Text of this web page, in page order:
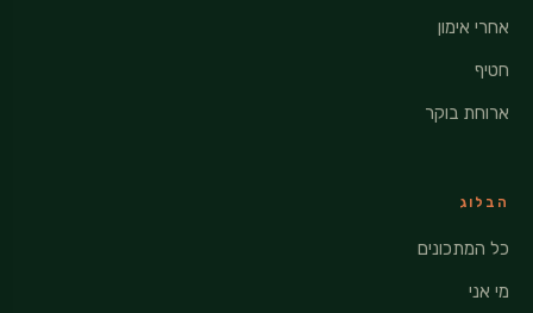
אחרי אימון
חטיף
ארוחת בוקר
הבלוג
כל המתכונים
מי אני